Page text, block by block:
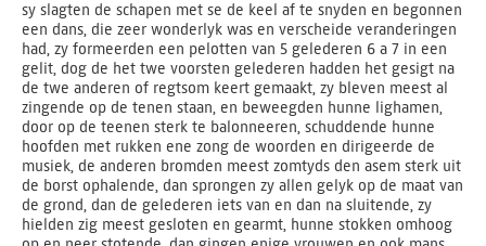
sy slagten de schapen met se de keel af te snyden en begonnen
een dans, die zeer wonderlyk was en verscheide veranderingen
had, zy formeerden een pelotten van 5 gelederen 6 a 7 in een
gelit, dog de het twe voorsten gelederen hadden het gesigt na
de twe anderen of regtsom keert gemaakt, zy bleven meest al
zingende op de tenen staan, en beweegden hunne lighamen,
door op de teenen sterk te balonneeren, schuddende hunne
hoofden met rukken ene zong de woorden en dirigeerde de
musiek, de anderen bromden meest zomtyds den asem sterk uit
de borst ophalende, dan sprongen zy allen gelyk op de maat van
de grond, dan de gelederen iets van en dan na sluitende, zy
hielden zig meest gesloten en gearmt, hunne stokken omhoog